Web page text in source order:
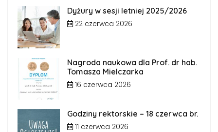
Dyżury w sesji letniej 2025/2026
22 czerwca 2026
Nagroda naukowa dla Prof. dr hab.
Tomasza Mielczarka
16 czerwca 2026
Godziny rektorskie – 18 czerwca br.
11 czerwca 2026